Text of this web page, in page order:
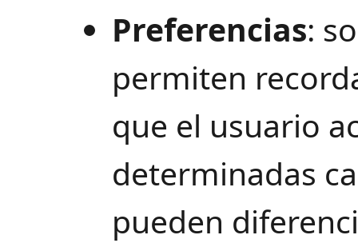
Preferencias:
permiten
que el usuario
determinadas
pueden